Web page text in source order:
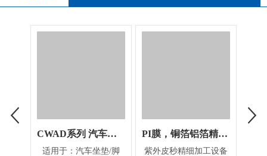
CWAD系列 汽车行业定制机器
适用于：汽车坐垫/脚
PI膜，铜箔铝箔精细加工设备
紫外皮秒精细加工设备